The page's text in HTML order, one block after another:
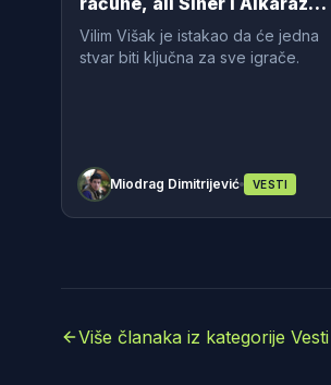
baš odskaču": Poznati trener
analizirao teniskih vrh
Vilim Višak je istakao da će jedna
stvar biti ključna za sve igrače.
Miodrag Dimitrijević VESTI
Više članaka iz kategorije Vesti